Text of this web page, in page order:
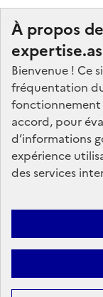
À propos
Bienvenue ! Ce
fréquentation
fonctionnement
accord, pour
d’informations
expérience
des services
Nos marchés
Nos offres d'emploi
FAQ
Glossaire
Plan du site